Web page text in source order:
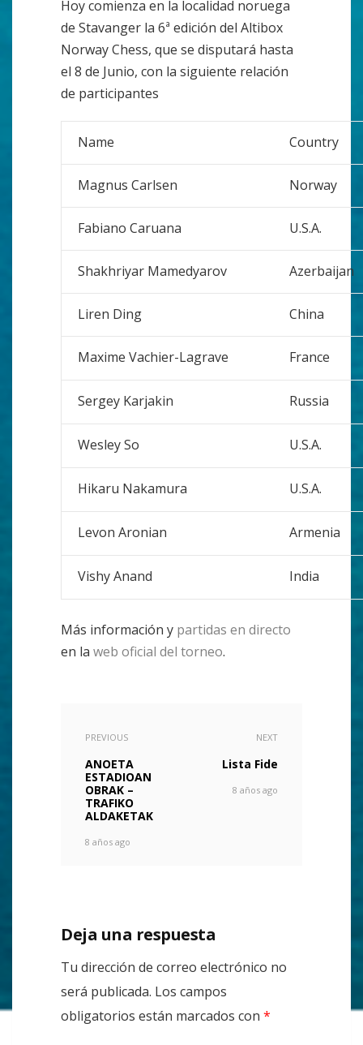
Hoy comienza en la localidad noruega
de Stavanger la 6ª edición del Altibox
Norway Chess, que se disputará hasta
el 8 de Junio, con la siguiente relación
de participantes
Name Country
Magnus Carlsen Norway
Fabiano Caruana U.S.A.
Shakhriyar Mamedyarov Azerbaijan
Liren Ding China
Maxime Vachier-Lagrave France
Sergey Karjakin Russia
Wesley So U.S.A.
Hikaru Nakamura U.S.A.
Levon Aronian Armenia
Vishy Anand India
Más información y partidas en directo
en la web oficial del torneo.
PREVIOUS
ANOETA
ESTADIOAN
OBRAK –
TRAFIKO
ALDAKETAK
8 años ago
NEXT
Lista Fide
8 años ago
Deja una respuesta
Tu dirección de correo electrónico no
será publicada. Los campos
obligatorios están marcados con *